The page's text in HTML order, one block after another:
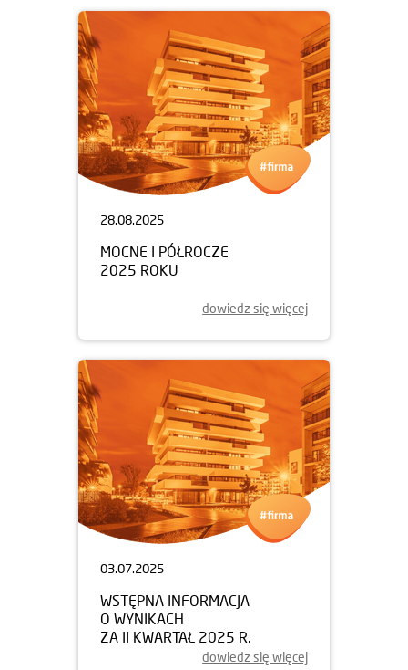
28.08.2025
MOCNE I PÓŁROCZE
2025 ROKU
dowiedz się więcej
03.07.2025
WSTĘPNA INFORMACJA
O WYNIKACH
ZA II KWARTAŁ 2025 R.
dowiedz się więcej